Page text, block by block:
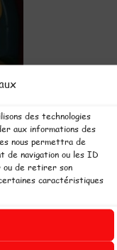
des technologies
aux informations des
nous permettra de
de navigation ou les ID
ou de retirer son
caractéristiques
ne sont pas
est à votre
couverts ouvert toute
Loire à Challans et Les
pour jouer tout le